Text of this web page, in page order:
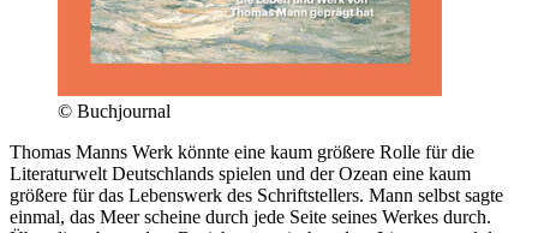
© Buchjournal
Thomas Manns Werk könnte eine kaum größere Rolle für die
Literaturwelt Deutschlands spielen und der Ozean eine kaum
größere für das Lebenswerk des Schriftstellers. Mann selbst sagte
einmal, das Meer scheine durch jede Seite seines Werkes durch.